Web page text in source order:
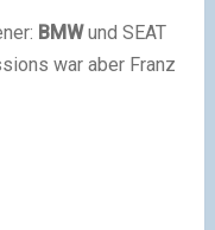
BMWund SEAT
war aber Franz